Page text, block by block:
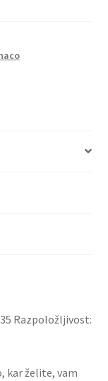
Razpoložljivost:
kar želite, vam